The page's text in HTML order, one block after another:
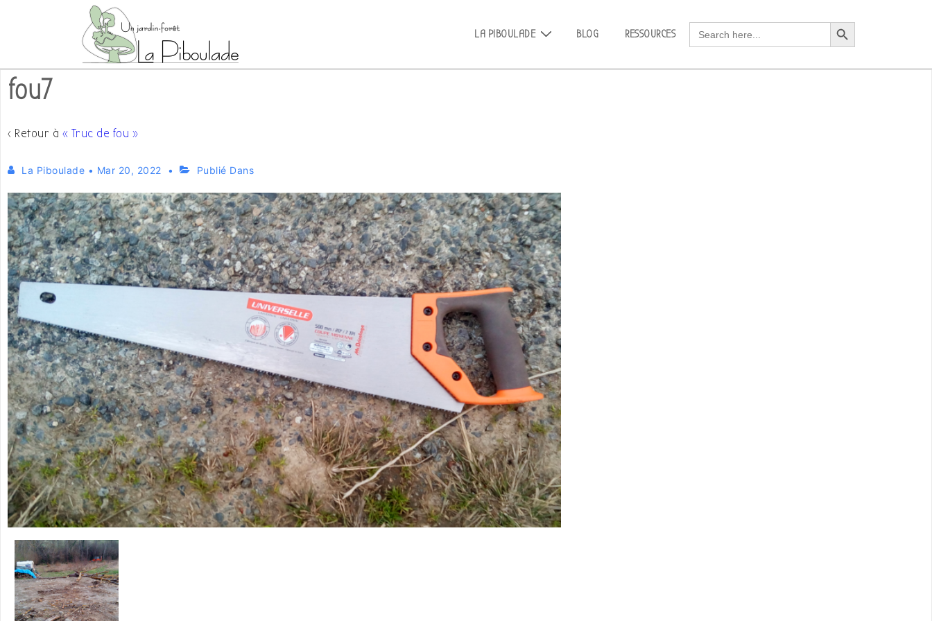
principal
MainLA PIBOULADE BLOG RESSOURCES
Search
for:
Search Button
fou7
‹ Retour à « Truc de fou »
La Piboulade • Mar 20, 2022 Publié Dans